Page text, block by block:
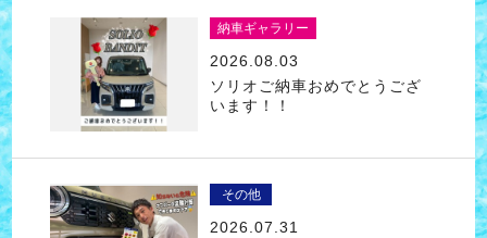
納車ギャラリー
2026.08.03
ソリオご納車おめでとうござ
います！！
その他
2026.07.31